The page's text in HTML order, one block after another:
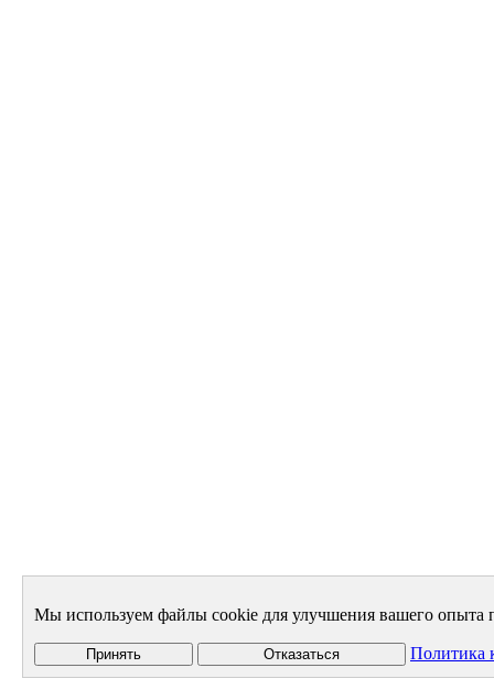
Мы используем файлы cookie для улучшения вашего опыта
Принять Отказаться Политика